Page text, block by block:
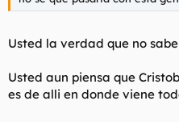
Usted la verdad que no
Usted aun piensa que
es de alli en donde viene